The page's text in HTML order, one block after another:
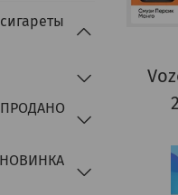
ПРОДАНО
НОВИНКА